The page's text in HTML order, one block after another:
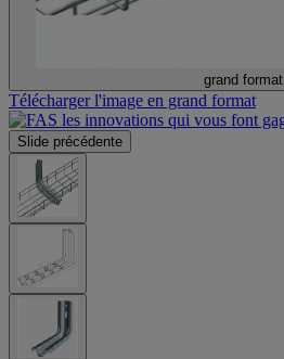
grand format
Télécharger l'image en grand format
Slide précédente